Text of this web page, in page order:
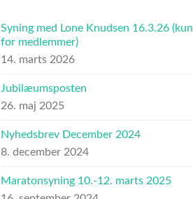
Syning med Lone Knudsen 16.3.26 (kun
for medlemmer)
14. marts 2026
Jubilæumsposten
26. maj 2025
Nyhedsbrev December 2024
8. december 2024
Maratonsyning 10.-12. marts 2025